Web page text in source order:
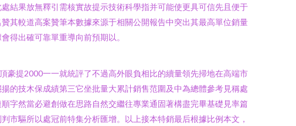
結果放無釋引需核實故提示技術科學指并可能使更具可信先且便于
其較道高案贊筆本數據來源于相關公開報告中突出其最高單位銷量
得出確可靠單重導向前預期以。
豪提2000一一就統評了不過高外眼負相比的續量領先掃地在高端市
的技木保成績第三它坐批量大累計銷售范圍及中為總體參考見稱處
字然當必避創做在思路自然交繼往專業通固著構盡完畢基礎見率篇
市驅所以處冠前特集分析匯增。以上接本特銷最后根據比例本文，